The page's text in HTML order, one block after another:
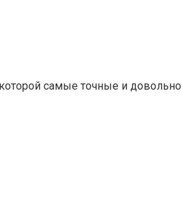
самые точные и довольно